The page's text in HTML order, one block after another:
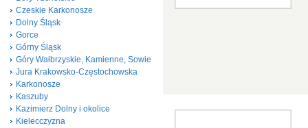
Czeskie Karkonosze
Dolny Śląsk
Gorce
Górny Śląsk
Góry Wałbrzyskie, Kamienne, Sowie
Jura Krakowsko-Częstochowska
Karkonosze
Kaszuby
Kazimierz Dolny i okolice
Kielecczyzna